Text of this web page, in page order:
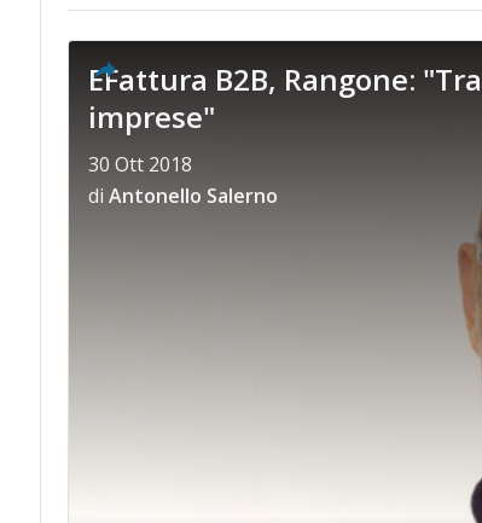
EFattura B2B, Rangone:
imprese"
30 Ott 2018
di Antonello Salerno